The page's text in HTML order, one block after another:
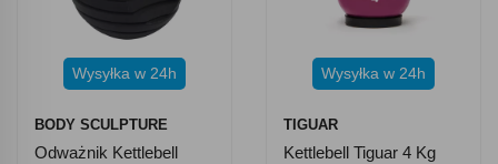
Wysyłka w 24h
BODY SCULPTURE
Odważnik Kettlebell
Wysyłka w 24h
TIGUAR
Kettlebell Tiguar 4 Kg